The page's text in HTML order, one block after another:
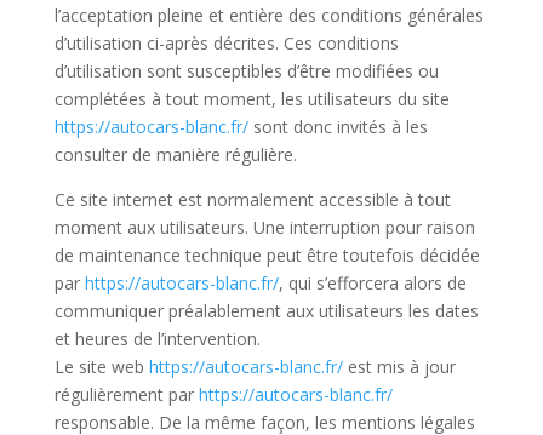
l’acceptation pleine et entière des conditions générales
d’utilisation ci-après décrites. Ces conditions
d’utilisation sont susceptibles d’être modifiées ou
complétées à tout moment, les utilisateurs du site
https://autocars-blanc.fr/sont donc invités à les
consulter de manière régulière.
Ce site internet est normalement accessible à tout
moment aux utilisateurs. Une interruption pour raison
de maintenance technique peut être toutefois décidée
par https://autocars-blanc.fr/, qui s’efforcera alors de
communiquer préalablement aux utilisateurs les dates
et heures de l’intervention.
Le site web https://autocars-blanc.fr/est mis à jour
régulièrement par https://autocars-blanc.fr/
responsable. De la même façon, les mentions légales